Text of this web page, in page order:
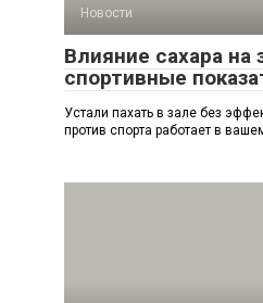
Новости
Влияние сахара на
спортивные
Устали пахать в зале без
против спорта работает в